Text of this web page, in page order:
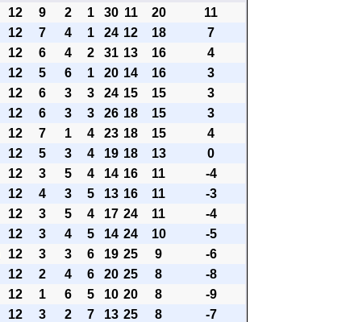
12 9 2 1 30 11 20
11
12 7 4 1 24 12 18
7
12 6 4 2 31 13 16
4
12 5 6 1 20 14 16
3
12 6 3 3 24 15 15
3
12 6 3 3 26 18 15
3
12 7 1 4 23 18 15
4
12 5 3 4 19 18 13
0
12 3 5 4 14 16 11
-4
12 4 3 5 13 16 11
-3
12 3 5 4 17 24 11
-4
12 3 4 5 14 24 10
-5
12 3 3 6 19 25 9
-6
12 2 4 6 20 25 8
-8
12 1 6 5 10 20 8
-9
12 3 2 7 13 25 8
-7